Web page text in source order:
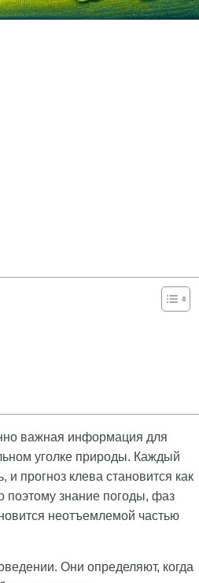
важная информация для
уголке природы. Каждый
прогноз клева становится как
знание погоды, фаз
неотъемлемой частью
Они определяют, когда